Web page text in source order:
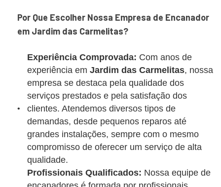
Por Que Escolher Nossa Empresa de Encanador
em Jardim das Carmelitas?
Experiência Comprovada: Com anos de
experiência em Jardim das Carmelitas, nossa
empresa se destaca pela qualidade dos
serviços prestados e pela satisfação dos
clientes. Atendemos diversos tipos de
demandas, desde pequenos reparos até
grandes instalações, sempre com o mesmo
compromisso de oferecer um serviço de alta
qualidade.
Profissionais Qualificados: Nossa equipe de